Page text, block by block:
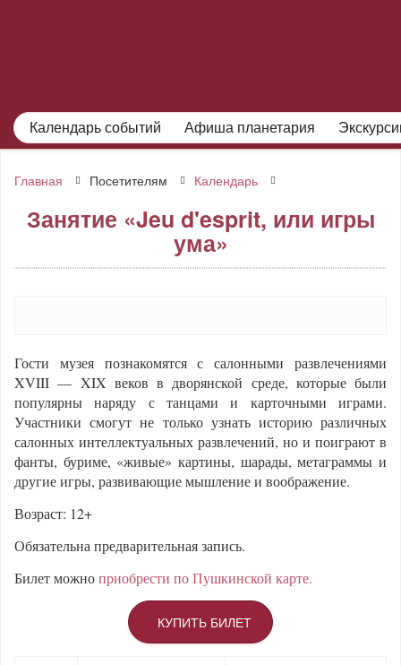
Календарь событий Афиша планетария
Главная Посетителям Календарь
Занятие «Jeu d'esprit, или игры
ума»
Гости музея познакомятся с салонными развлечениями
XVIII — XIX веков в дворянской среде, которые были
популярны наряду с танцами и карточными играми.
Участники смогут не только узнать историю различных
салонных интеллектуальных развлечений, но и поиграют в
фанты, буриме, «живые» картины, шарады, метаграммы и
другие игры, развивающие мышление и воображение.
Возраст: 12+
Обязательна предварительная запись.
Билет можноприобрести по Пушкинской карте.
КУПИТЬ БИЛЕТ